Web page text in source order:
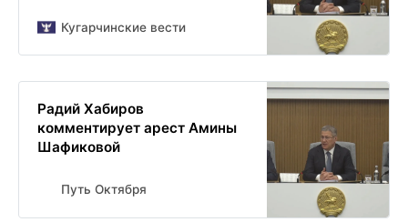
Кугарчинские вести
Радий Хабиров
комментирует арест Амины
Шафиковой
Путь Октября